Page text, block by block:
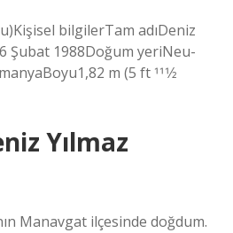
bilgilerTam adıDeniz
Şubat 1988Doğum yeriNeu-
m (5 ft 111⁄2
Yılmaz
Manavgat ilçesinde doğdum.